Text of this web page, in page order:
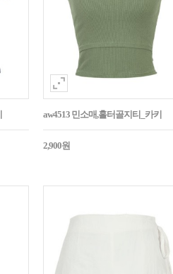
aw4513 민소매,홀터골지티_카키
2,900원